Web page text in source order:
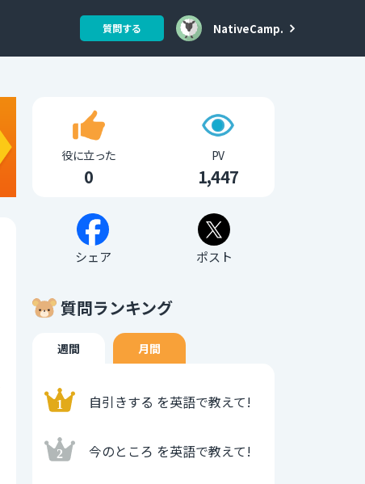
質問する NativeCamp.
役に立った
0
PV
1,447
シェア ポスト
質問ランキング
週間 月間
自引きする を英語で教えて!
今のところ を英語で教えて!